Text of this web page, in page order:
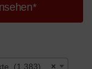
×
(1.383)